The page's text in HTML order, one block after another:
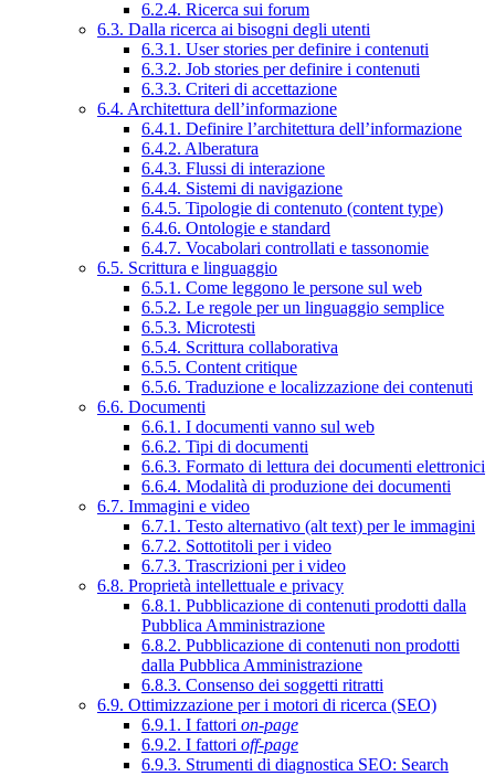
6.2.4. Ricerca sui forum
6.3. Dalla ricerca ai bisogni degli utenti
6.3.1. User stories per definire i contenuti
6.3.2. Job stories per definire i contenuti
6.3.3. Criteri di accettazione
6.4. Architettura dell’informazione
6.4.1. Definire l’architettura dell’informazione
6.4.2. Alberatura
6.4.3. Flussi di interazione
6.4.4. Sistemi di navigazione
6.4.5. Tipologie di contenuto (content type)
6.4.6. Ontologie e standard
6.4.7. Vocabolari controllati e tassonomie
6.5. Scrittura e linguaggio
6.5.1. Come leggono le persone sul web
6.5.2. Le regole per un linguaggio semplice
6.5.3. Microtesti
6.5.4. Scrittura collaborativa
6.5.5. Content critique
6.5.6. Traduzione e localizzazione dei contenuti
6.6. Documenti
6.6.1. I documenti vanno sul web
6.6.2. Tipi di documenti
6.6.3. Formato di lettura dei documenti elettronici
6.6.4. Modalità di produzione dei documenti
6.7. Immagini e video
6.7.1. Testo alternativo (alt text) per le immagini
6.7.2. Sottotitoli per i video
6.7.3. Trascrizioni per i video
6.8. Proprietà intellettuale e privacy
6.8.1. Pubblicazione di contenuti prodotti dalla
Pubblica Amministrazione
6.8.2. Pubblicazione di contenuti non prodotti
dalla Pubblica Amministrazione
6.8.3. Consenso dei soggetti ritratti
6.9. Ottimizzazione per i motori di ricerca (SEO)
6.9.1. I fattori on-page
6.9.2. I fattori off-page
6.9.3. Strumenti di diagnostica SEO: Search